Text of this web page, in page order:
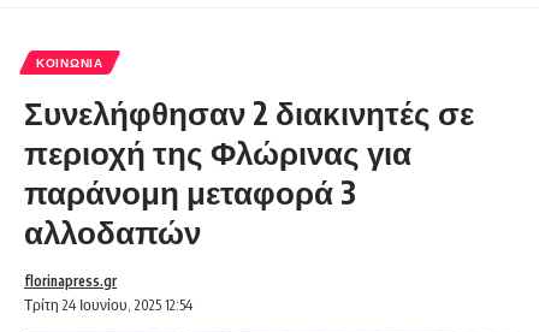
ΚΟΙΝΩΝΊΑ
Συνελήφθησαν 2 διακινητές σε
περιοχή της Φλώρινας για
παράνομη μεταφορά 3
αλλοδαπών
Τρίτη 24 Ιουνίου, 2025 12:54
florinapress.gr